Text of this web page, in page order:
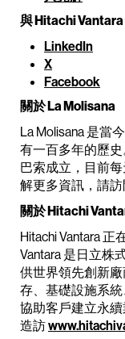
與 Hitachi
LinkedIn
X
Facebook
關於 La Molisana
La Molisana 是當
有一百多年的歷史
巴索成立，目前
解更多資訊，請訪
關於 Hitachi
Hitachi Vantara
Vantara 是日立株
供世界領先創新
存、基礎設施系
協助客戶建立永
造訪